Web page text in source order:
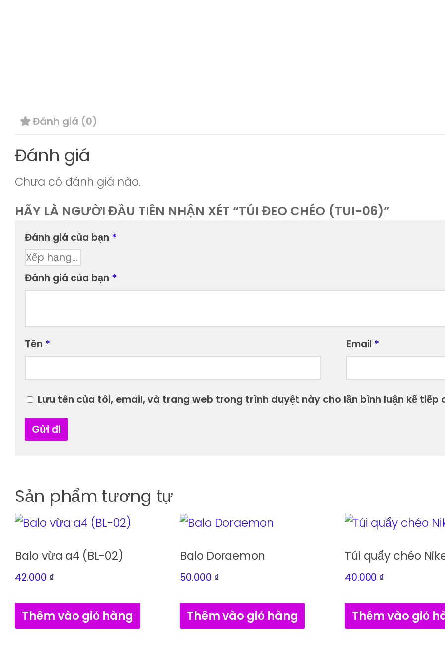
Đánh giá (0)
Đánh giá
Chưa có đánh giá nào.
HÃY LÀ NGƯỜI ĐẦU TIÊN NHẬN XÉT “TÚI ĐEO CHÉO (TUI-06)”
Đánh giá của bạn *
Đánh giá của bạn *
Tên * Email *
Lưu tên của tôi, email, và trang web trong trình duyệt này cho lần bình luận kế tiếp
Sản phẩm tương tự
Balo vừa a4 (BL-02)
42.000 ₫
Thêm vào giỏ hàng
Balo Doraemon
50.000 ₫
Thêm vào giỏ hàng
Túi quẩy chéo
40.000 ₫
Thêm vào giỏ